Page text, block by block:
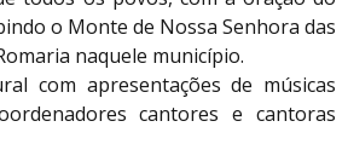
o Monte de Nossa Senhora das
naquele município.
com apresentações de músicas
cantores e cantoras